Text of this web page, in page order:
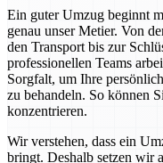
Ein guter Umzug beginnt
genau unser Metier. Von
den Transport bis zur
professionellen Teams
Sorgfalt, um Ihre
zu behandeln. So können
konzentrieren.
Wir verstehen, dass ein
bringt. Deshalb setzen wir